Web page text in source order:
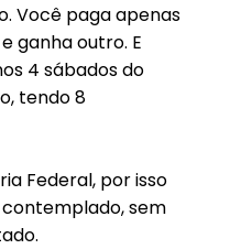
Você paga apenas
ganha outro. E
4 sábados do
tendo 8
Federal, por isso
sem